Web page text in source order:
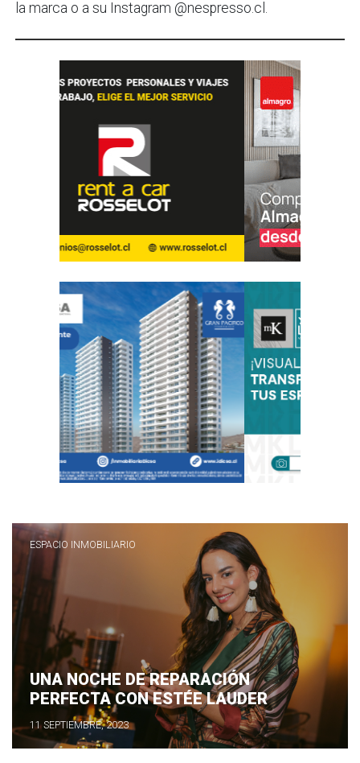
la marca o a su Instagram @nespresso.cl.
ESPACIO INMOBILIARIO
UNA NOCHE DE REPARACIÓN
PERFECTA CON ESTÉE LAUDER
11 SEPTIEMBRE, 2023